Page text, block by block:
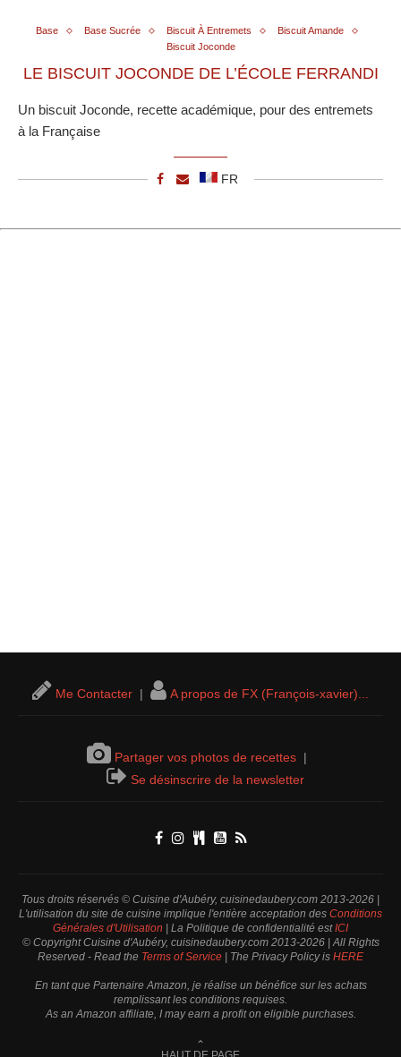
Base Base Sucrée Biscuit À Entremets
Biscuit Amande
Biscuit Joconde
LE BISCUIT JOCONDE DE L’ÉCOLE FERRANDI
Un biscuit Joconde, recette académique, pour des entremets
à la Française
FR
Me Contacter | A propos de FX (François-xavier)...
Partager vos photos de recettes |
Se désinscrire de la newsletter
Tous droits réservés © Cuisine d'Aubéry, cuisinedaubery.com 2013-2026 |
L'utilisation du site de cuisine implique l'entière acceptation des Conditions
Générales d'Utilisation | La Politique de confidentialité estICI
© Copyright Cuisine d'Aubéry, cuisinedaubery.com 2013-2026 | All Rights
Reserved - Read the Terms of Service | The Privacy Policy is HERE
En tant que Partenaire Amazon, je réalise un bénéfice sur les achats
remplissant les conditions requises.
As an Amazon affiliate, I may earn a profit on eligible purchases.
⌃